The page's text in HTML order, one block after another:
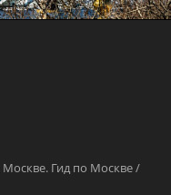
Гид по Москве /